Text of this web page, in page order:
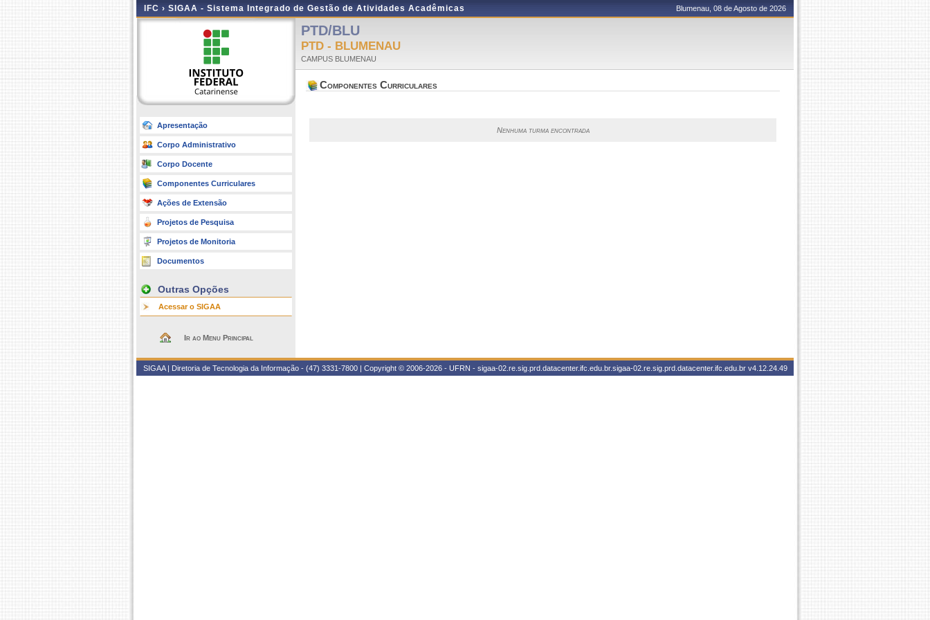
IFC › SIGAA - Sistema Integrado de Gestão de Atividades Acadêmicas Blumenau, 08 de Agosto de 2026
Apresentação
Corpo Administrativo
Corpo Docente
Componentes Curriculares
Ações de Extensão
Projetos de Pesquisa
Projetos de Monitoria
Documentos
Outras Opções
Acessar o SIGAA
Ir ao Menu Principal
PTD/BLU
PTD - BLUMENAU
CAMPUS BLUMENAU
Componentes Curriculares
Nenhuma turma encontrada
SIGAA | Diretoria de Tecnologia da Informação - (47) 3331-7800 | Copyright © 2006-2026 - UFRN - sigaa-02.re.sig.prd.datacenter.ifc.edu.br.sigaa-02.re.sig.prd.datacenter.ifc.edu.br v4.12.24.49